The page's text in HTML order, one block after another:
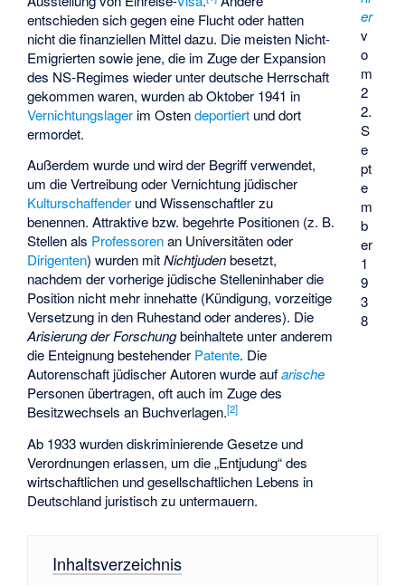
er
v
o
m
2
2.
S
e
pt
e
m
b
er
1
9
3
8
entschieden sich gegen eine Flucht oder hatten
nicht die finanziellen Mittel dazu. Die meisten Nicht-
Emigrierten sowie jene, die im Zuge der Expansion
des NS-Regimes wieder unter deutsche Herrschaft
gekommen waren, wurden ab Oktober 1941 in
Vernichtungslager im Ostendeportiert und dort
ermordet.
Außerdem wurde und wird der Begriff verwendet,
um die Vertreibung oder Vernichtung jüdischer
Kulturschaffender und Wissenschaftler zu
benennen. Attraktive bzw. begehrte Positionen (z. B.
Stellen als Professorenan Universitäten oder
Dirigenten) wurden mitNichtjudenbesetzt,
nachdem der vorherige jüdische Stelleninhaber die
Position nicht mehr innehatte (Kündigung, vorzeitige
Versetzung in den Ruhestand oder anderes). Die
Arisierung der Forschungbeinhaltete unter anderem
die Enteignung bestehender Patente. Die
Autorenschaft jüdischer Autoren wurde aufarische
Personen übertragen, oft auch im Zuge des
Besitzwechsels an Buchverlagen.[2]
Ab 1933 wurden diskriminierende Gesetze und
Verordnungen erlassen, um die „Entjudung“ des
wirtschaftlichen und gesellschaftlichen Lebens in
Deutschland juristisch zu untermauern.
Inhaltsverzeichnis